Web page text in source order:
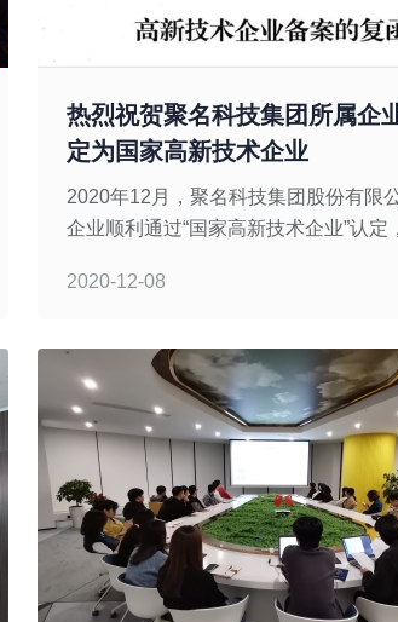
热烈祝贺聚名科技集团所属企
定为国家高新技术企业
2020年12月，聚名科技集团股份有限
企业顺利通过“国家高新技术企业”认定
高新技术企业行列。集团自2020年以来
2020-12-08